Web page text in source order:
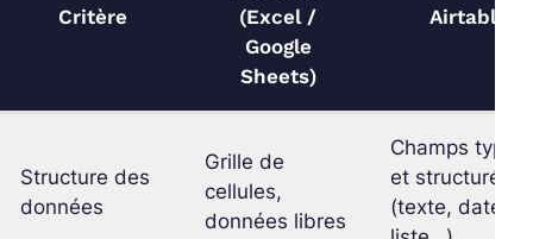
Critère
(Excel /
Google
Sheets)
Airtable
Structure des
données
Grille de
cellules,
données libres
Champs typés
et structurés
(texte, date,